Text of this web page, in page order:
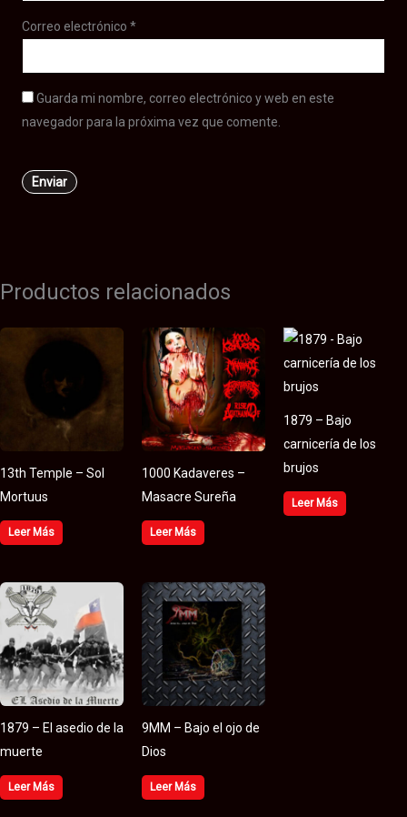
Correo electrónico*
Guarda mi nombre, correo electrónico y web en este
navegador para la próxima vez que comente.
Productos relacionados
13th Temple – Sol
Mortuus
Leer Más
1000 Kadaveres –
Masacre Sureña
Leer Más
1879 – Bajo
carnicería de los
brujos
Leer Más
1879 – El asedio de la
muerte
Leer Más
9MM – Bajo el ojo de
Dios
Leer Más